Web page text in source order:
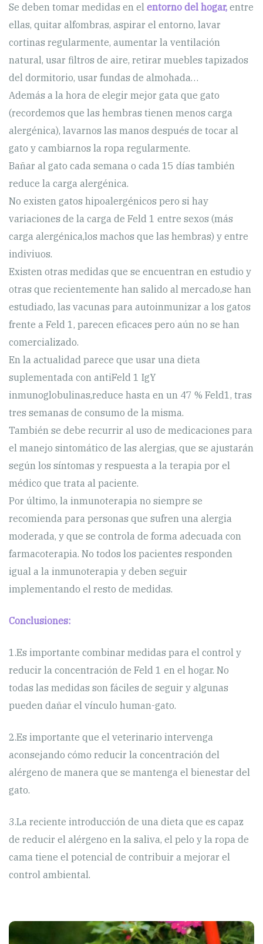
Se deben tomar medidas en el entorno del hogar, entre
ellas, quitar alfombras, aspirar el entorno, lavar
cortinas regularmente, aumentar la ventilación
natural, usar filtros de aire, retirar muebles tapizados
del dormitorio, usar fundas de almohada…
Además a la hora de elegir mejor gata que gato
(recordemos que las hembras tienen menos carga
alergénica), lavarnos las manos después de tocar al
gato y cambiarnos la ropa regularmente.
Bañar al gato cada semana o cada 15 días también
reduce la carga alergénica.
No existen gatos hipoalergénicos pero si hay
variaciones de la carga de Feld 1 entre sexos (más
carga alergénica,los machos que las hembras) y entre
indiviuos.
Existen otras medidas que se encuentran en estudio y
otras que recientemente han salido al mercado,se han
estudiado, las vacunas para autoinmunizar a los gatos
frente a Feld 1, parecen eficaces pero aún no se han
comercializado.
En la actualidad parece que usar una dieta
suplementada con antiFeld 1 IgY
inmunoglobulinas,reduce hasta en un 47 % Feld1, tras
tres semanas de consumo de la misma.
También se debe recurrir al uso de medicaciones para
el manejo sintomático de las alergias, que se ajustarán
según los síntomas y respuesta a la terapia por el
médico que trata al paciente.
Por último, la inmunoterapia no siempre se
recomienda para personas que sufren una alergia
moderada, y que se controla de forma adecuada con
farmacoterapia. No todos los pacientes responden
igual a la inmunoterapia y deben seguir
implementando el resto de medidas.
Conclusiones:
1.Es importante combinar medidas para el control y
reducir la concentración de Feld 1 en el hogar. No
todas las medidas son fáciles de seguir y algunas
pueden dañar el vínculo human-gato.
2.Es importante que el veterinario intervenga
aconsejando cómo reducir la concentración del
alérgeno de manera que se mantenga el bienestar del
gato.
3.La reciente introducción de una dieta que es capaz
de reducir el alérgeno en la saliva, el pelo y la ropa de
cama tiene el potencial de contribuir a mejorar el
control ambiental.